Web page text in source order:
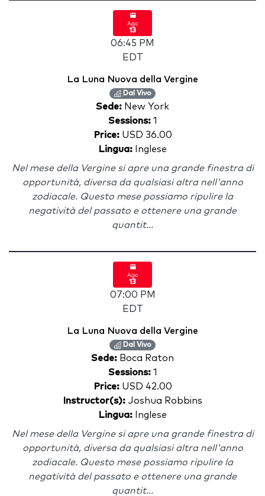
Ago
13
06:45 PM
EDT
La Luna Nuova della Vergine
Dal Vivo
Sede: New York
Sessions:1
Price:USD 36.00
Lingua: Inglese
Nel mese della Vergine si apre una grande finestra di
opportunità, diversa da qualsiasi altra nell'anno
zodiacale. Questo mese possiamo ripulire la
negatività del passato e ottenere una grande
quantit...
Ago
13
07:00 PM
EDT
La Luna Nuova della Vergine
Dal Vivo
Sede: Boca Raton
Sessions:1
Price:USD 42.00
Instructor(s): Joshua Robbins
Lingua: Inglese
Nel mese della Vergine si apre una grande finestra di
opportunità, diversa da qualsiasi altra nell'anno
zodiacale. Questo mese possiamo ripulire la
negatività del passato e ottenere una grande
quantit...